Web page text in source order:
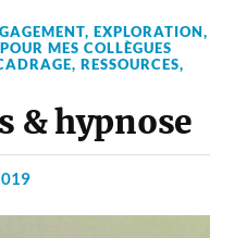
,EXPLORATION,
POUR MES COLLÈGUES
,RESSOURCES,
& hypnose